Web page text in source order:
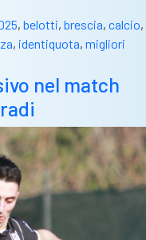
, belotti, brescia, calcio,
, identiquota, migliori
nel match